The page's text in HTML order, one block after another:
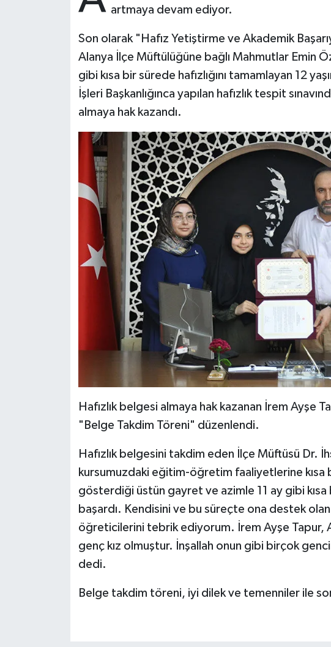
artmaya devam ediyor.
Son olarak "Hafız Yetiştirme ve Akademik
Alanya İlçe Müftülüğüne bağlı Mahmutlar Emin
gibi kısa bir sürede hafızlığını tamamlayan 12
İşleri Başkanlığınca yapılan hafızlık tespit
almaya hak kazandı.
Hafızlık belgesi almaya hak kazanan İrem Ayşe
"Belge Takdim Töreni" düzenlendi.
Hafızlık belgesini takdim eden İlçe Müftüsü Dr.
kursumuzdaki eğitim-öğretim faaliyetlerine kısa
gösterdiği üstün gayret ve azimle 11 ay gibi kısa
başardı. Kendisini ve bu süreçte ona destek olan
öğreticilerini tebrik ediyorum. İrem Ayşe Tapur,
genç kız olmuştur. İnşallah onun gibi birçok
dedi.
Belge takdim töreni, iyi dilek ve temenniler ile
Bolu Müftülüğü
Burdur Müftülüğü
Çanakkale Müftülüğü
Çankırı Müftülüğü
Çorum Müftülüğü
Denizli Müftülüğü
Diyarbakır Müftülüğü
Düzce Müftülüğü
Edirne Müftülüğü
Erzincan Müftülüğü
Erzurum Müftülüğü
Eskişehir Müftülüğü
Gaziantep Müftülüğü
Giresun Müftülüğü
Gümüşhane Müftülüğü
Hakkari Müftülüğü
Makaleler
Bilim, Teknoloji
Diyanet TV
İhtida Haberleri